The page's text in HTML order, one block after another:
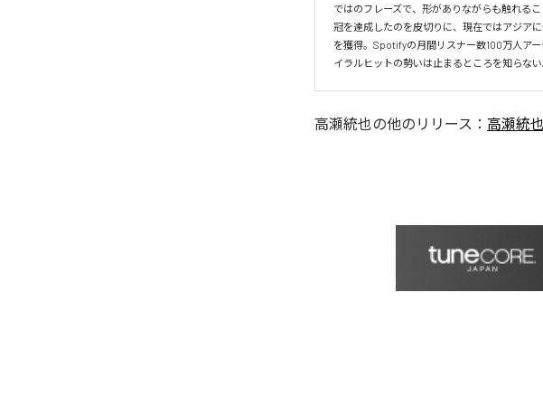
ではのフレーズで、形がありながらも触れる
冠を達成したのを皮切りに、現在ではアジア
を獲得。Spotifyの月間リスナー数100万人ア
イラルヒットの勢いは止まるところを知らない
高瀬統也の他のリリース： 高瀬統也